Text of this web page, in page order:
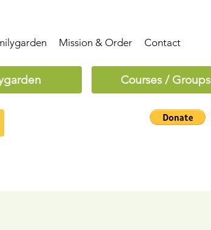
Mission & Order Contact
Courses / Groups